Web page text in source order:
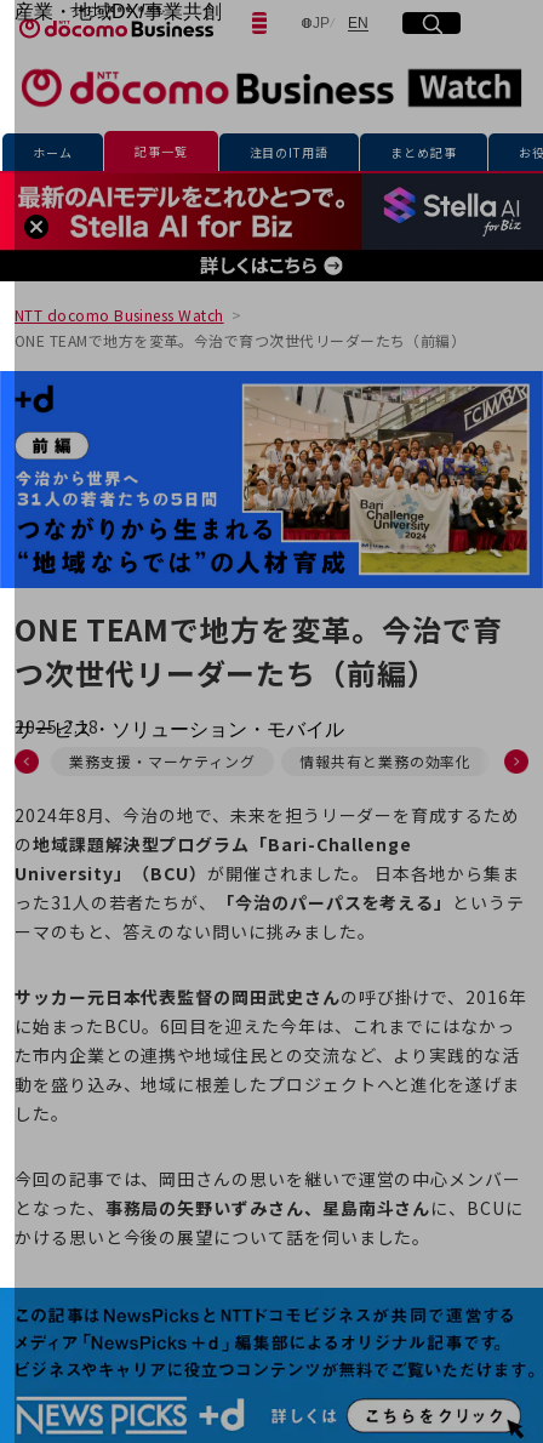
産業・地域DX/事業共創
OPEN HUB for Plural Futures
自律・分散・協調型社会の実現を目指し、
「社会可能性」を探究・実装する事業共創エコシステムです。
OPEN HUB for Plural Futuresとは
イベント/ウェビナー
記事コンテンツ
プレイヤー(カタリスト/パートナー企業)
事例
Smart World
産業・地域DXプラットフォーマーとして
企業と地域が持続成長する社会を目指します
Smart City
Smart Education
Smart Healthcare
Smart Industry
Smart Mobility
Smart Worksite
生成AI(Generative AI)
地域の取り組み
地域社会を支える皆さまと地域課題の解決や
地域経済のさらなる活性化に取り組みます
自治体・地域社会との共創
別ウィンドウで開きます
サービス・ソリューション・モバイル
サービス・ソリューションTOP
サービス・ソリューションをご紹介
カテゴリーで探す
カテゴリーで探すTOP
ネットワーク・モバイル
電話・映像コミュニケーション
セキュリティ
5G
AI
データ利活用
業務支援・マーケティング
災害対策・BCP
課題・ニーズで探すTOP
JP日本語
ENEnglish
サイト内検索
開く
メニュー
開く
フリーワードを入力して探す
フリーワードでNTTドコモビジネスの
検索する
ホーム 記事一覧 注目のIT用語 まとめ記事 お
NTT docomo Business Watch
ONE TEAMで地方を変革。今治で育つ次世代リーダーたち（前編）
ONE TEAMで地方を変革。 今治で育
つ次世代リーダーたち（前編）
2025.2.18
業務支援・マーケティング 情報共有と業務の効率化 地
2024年8月、今治の地で、未来を担うリーダーを育成するため
の地域課題解決型プログラム「Bari-Challenge
University」（BCU） が開催されました。 日本各地から集ま
った31人の若者たちが、
「今治のパーパスを考える」
というテ
ーマのもと、答えのない問いに挑みました。
サッカー元日本代表監督の岡田武史さんの呼び掛けで、2016年
に始まったBCU。6回目を迎えた今年は、これまでにはなかっ
た市内企業との連携や地域住民との交流など、より実践的な活
動を盛り込み、地域に根差したプロジェクトへと進化を遂げま
した。
今回の記事では、岡田さんの思いを継いで運営の中心メンバー
となった、 事務局の矢野いずみさん、星島南斗さんに、BCUに
かける思いと今後の展望について話を伺いました。